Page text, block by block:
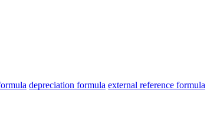
depreciation formula external reference formula